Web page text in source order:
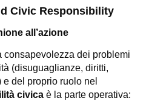
Civic Responsibility
all’azione
consapevolezza dei problemi
(disuguaglianze, diritti,
del proprio ruolo nel
civicaè la parte operativa: